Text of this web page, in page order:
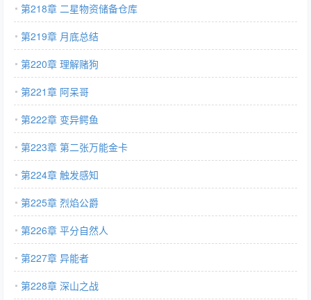
第218章 二星物资储备仓库
第219章 月底总结
第220章 理解赌狗
第221章 阿呆哥
第222章 变异鳄鱼
第223章 第二张万能金卡
第224章 触发感知
第225章 烈焰公爵
第226章 平分自然人
第227章 异能者
第228章 深山之战